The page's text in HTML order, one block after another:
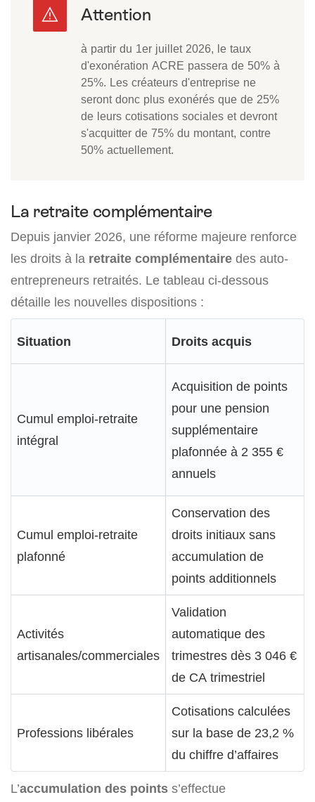
à partir du 1er juillet 2026, le taux
d'exonération ACRE passera de 50% à
25%. Les créateurs d'entreprise ne
seront donc plus exonérés que de 25%
de leurs cotisations sociales et devront
s'acquitter de 75% du montant, contre
50% actuellement.
La retraite complémentaire
Depuis janvier 2026, une réforme majeure renforce
les droits à la retraite complémentaire des auto-
entrepreneurs retraités. Le tableau ci-dessous
détaille les nouvelles dispositions :
Situation Droits acquis
Cumul emploi-retraite
intégral
Acquisition de points
pour une pension
supplémentaire
plafonnée à 2 355 €
annuels
Cumul emploi-retraite
plafonné
Conservation des
droits initiaux sans
accumulation de
points additionnels
Activités
artisanales/commerciales
Validation
automatique des
trimestres dès 3 046 €
de CA trimestriel
Professions libérales
Cotisations calculées
sur la base de 23,2 %
du chiffre d’affaires
L’accumulation des points s’effectue